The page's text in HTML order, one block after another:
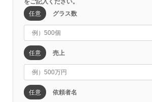
任意
グラス数
任意 売上
任意 依頼者名